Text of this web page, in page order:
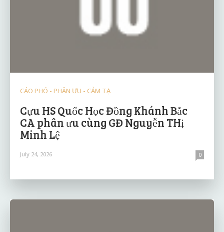
CÁO PHÓ - PHÂN ƯU - CẢM TẠ
Cựu HS Quốc Học Đồng Khánh Bắc
CA phân ưu cùng GĐ Nguyễn THị
Minh Lệ
July 24, 2026 0